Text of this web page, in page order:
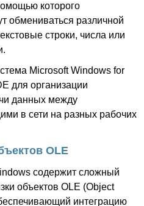
которого
обмениваться различной
строки, числа или
Microsoft Windows for
для организации
данных между
в сети на разных рабочих
OLE
содержит сложный
объектов OLE (Object
интеграцию